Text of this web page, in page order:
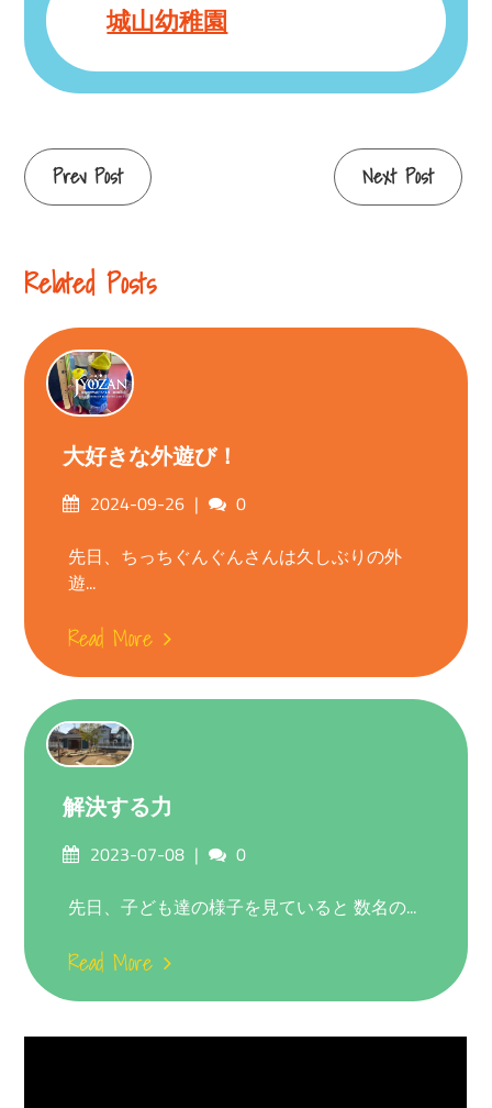
城山幼稚園
Continue
Prev Post Next Post
Related Posts
大好きな外遊び！
Posted2024-09-26 Comments
0
先日、ちっちぐんぐんさんは久しぶりの外
遊...
Read More
解決する力
Posted2023-07-08 Comments
0
先日、子ども達の様子を見ていると 数名の...
Read More